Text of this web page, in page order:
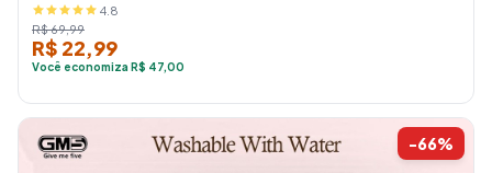
4.8
R$ 69,99
R$ 22,99
Você economiza R$ 47,00
-66%